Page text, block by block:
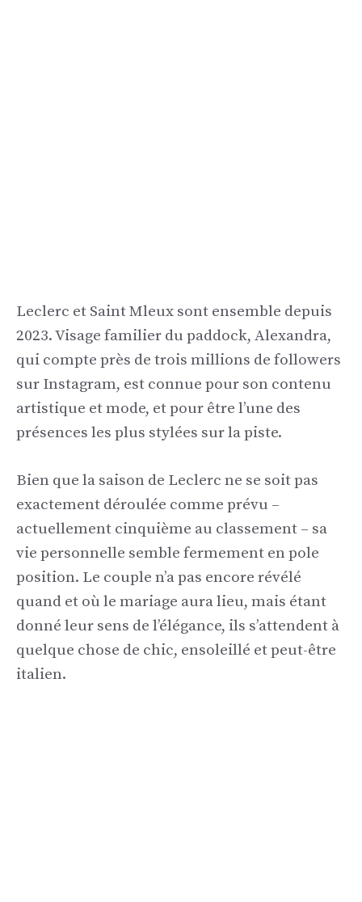
Leclerc et Saint Mleux sont ensemble depuis
2023. Visage familier du paddock, Alexandra,
qui compte près de trois millions de followers
sur Instagram, est connue pour son contenu
artistique et mode, et pour être l’une des
présences les plus stylées sur la piste.
Bien que la saison de Leclerc ne se soit pas
exactement déroulée comme prévu –
actuellement cinquième au classement – ​​sa
vie personnelle semble fermement en pole
position. Le couple n’a pas encore révélé
quand et où le mariage aura lieu, mais étant
donné leur sens de l’élégance, ils s’attendent à
quelque chose de chic, ensoleillé et peut-être
italien.